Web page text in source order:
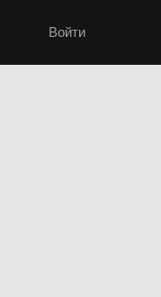
Войти